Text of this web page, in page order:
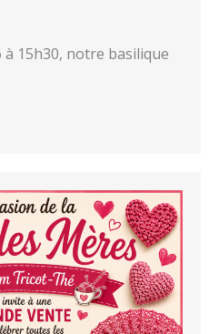
à 15h30, notre basilique